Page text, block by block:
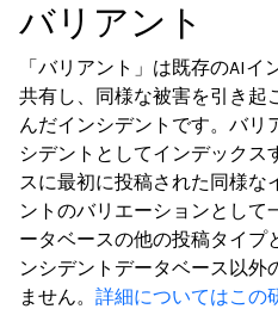
バリアント
「バリアント」は既存のAI
共有し、同様な被害を引き起
んだインシデントです。バリ
シデントとしてインデックス
スに最初に投稿された同様な
ントのバリエーションとして
ータベースの他の投稿タイプ
ンシデントデータベース以外
ません。 詳細についてはこの